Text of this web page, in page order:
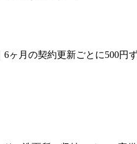
6ヶ月の契約更新ごとに500円